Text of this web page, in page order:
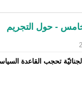
- حول التجريم
الجنائيّة تحجب القاعدة